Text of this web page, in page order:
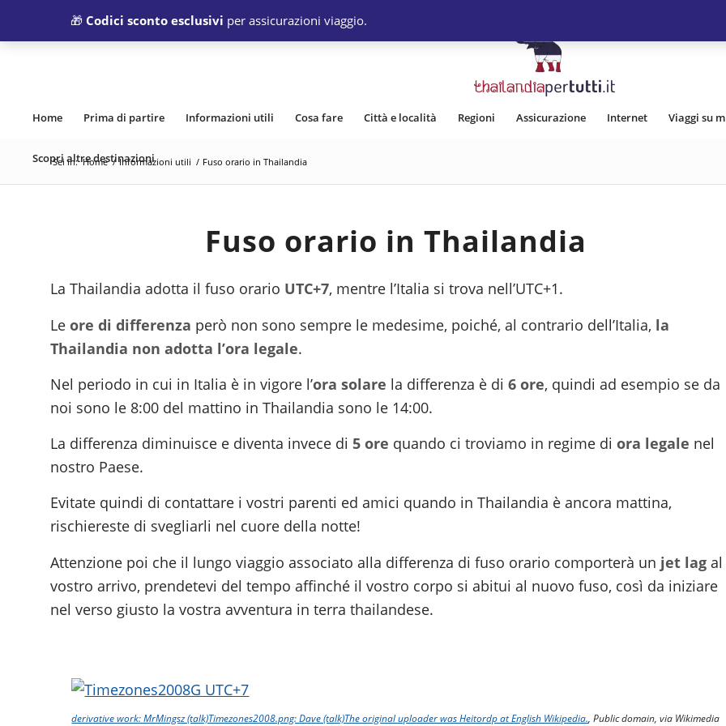
🎁 Codici sconto esclusivi per assicurazioni viaggio.
Home Prima di partire Informazioni utili Cosa fare Città e località Regioni Assicurazione Internet Viaggi su
Scopri altre destinazioni
Sei in: Home / Informazioni utili / Fuso orario in Thailandia
Fuso orario in Thailandia
La Thailandia adotta il fuso orario UTC+7, mentre l’Italia si trova nell’UTC+1.
Le ore di differenza però non sono sempre le medesime, poiché, al contrario dell’Italia, la
Thailandia non adotta l’ora legale.
Nel periodo in cui in Italia è in vigore l’ora solare la differenza è di 6 ore, quindi ad esempio se da
noi sono le 8:00 del mattino in Thailandia sono le 14:00.
La differenza diminuisce e diventa invece di 5 ore quando ci troviamo in regime di ora legale nel
nostro Paese.
Evitate quindi di contattare i vostri parenti ed amici quando in Thailandia è ancora mattina,
rischiereste di svegliarli nel cuore della notte!
Attenzione poi che il lungo viaggio associato alla differenza di fuso orario comporterà un jet lag al
vostro arrivo, prendetevi del tempo affinché il vostro corpo si abitui al nuovo fuso, così da iniziare
nel verso giusto la vostra avventura in terra thailandese.
derivative work: MrMingsz (talk)Timezones2008.png: Dave (talk)The original uploader was Heitordp at English Wikipedia., Public domain, via Wikimedia